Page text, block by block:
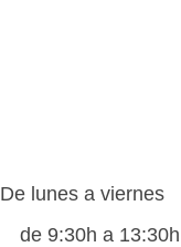
De lunes a viernes
de 9:30h a 13:30h